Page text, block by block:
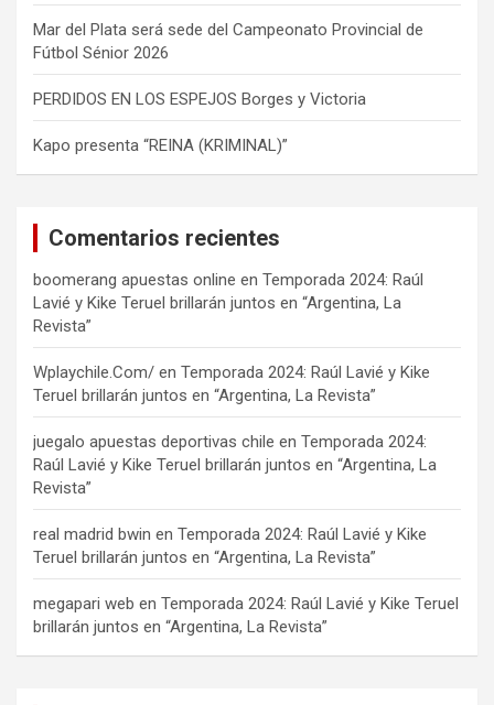
Mar del Plata será sede del Campeonato Provincial de
Fútbol Sénior 2026
PERDIDOS EN LOS ESPEJOS Borges y Victoria
Kapo presenta “REINA (KRIMINAL)”
Comentarios recientes
boomerang apuestas online en Temporada 2024: Raúl
Lavié y Kike Teruel brillarán juntos en “Argentina, La
Revista”
Wplaychile.Com/ en Temporada 2024: Raúl Lavié y Kike
Teruel brillarán juntos en “Argentina, La Revista”
juegalo apuestas deportivas chile en Temporada 2024:
Raúl Lavié y Kike Teruel brillarán juntos en “Argentina, La
Revista”
real madrid bwin en Temporada 2024: Raúl Lavié y Kike
Teruel brillarán juntos en “Argentina, La Revista”
megapari web en Temporada 2024: Raúl Lavié y Kike Teruel
brillarán juntos en “Argentina, La Revista”